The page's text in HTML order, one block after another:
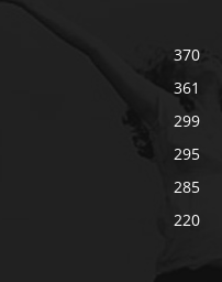
370
361
299
295
285
220